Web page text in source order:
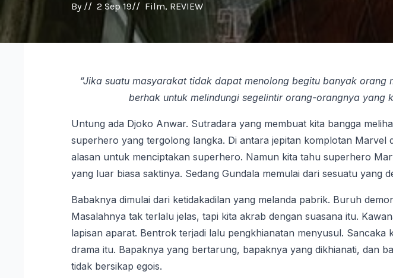
By // 2 Sep 19// Film REVIEW
“Jika suatu masyarakat tidak dapat menolong begitu banyak
berhak untuk melindungi segelintir orang-orangnya yang
Untung ada Djoko Anwar. Sutradara yang membuat kita bangga
superhero yang tergolong langka. Di antara jepitan komplotan Marvel
alasan untuk menciptakan superhero. Namun kita tahu superhero
yang luar biasa saktinya. Sedang Gundala memulai dari sesuatu yang
Babaknya dimulai dari ketidakadilan yang melanda pabrik. Buruh
Masalahnya tak terlalu jelas, tapi kita akrab dengan suasana itu.
lapisan aparat. Bentrok terjadi lalu pengkhianatan menyusul. Sancaka
drama itu. Bapaknya yang bertarung, bapaknya yang dikhianati, dan
tidak bersikap egois.